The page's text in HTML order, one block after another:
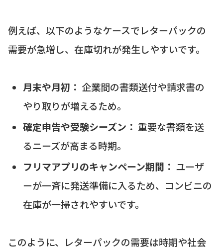
例えば、以下のようなケースでレターパックの
需要が急増し、在庫切れが発生しやすいです。
月末や月初： 企業間の書類送付や請求書の
やり取りが増えるため。
確定申告や受験シーズン： 重要な書類を送
るニーズが高まる時期。
フリマアプリのキャンペーン期間： ユーザ
ーが一斉に発送準備に入るため、コンビニの
在庫が一掃されやすいです。
このように、レターパックの需要は時期や社会